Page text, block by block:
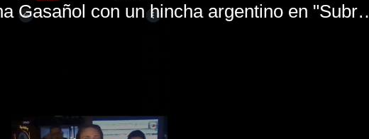
El mal momento de